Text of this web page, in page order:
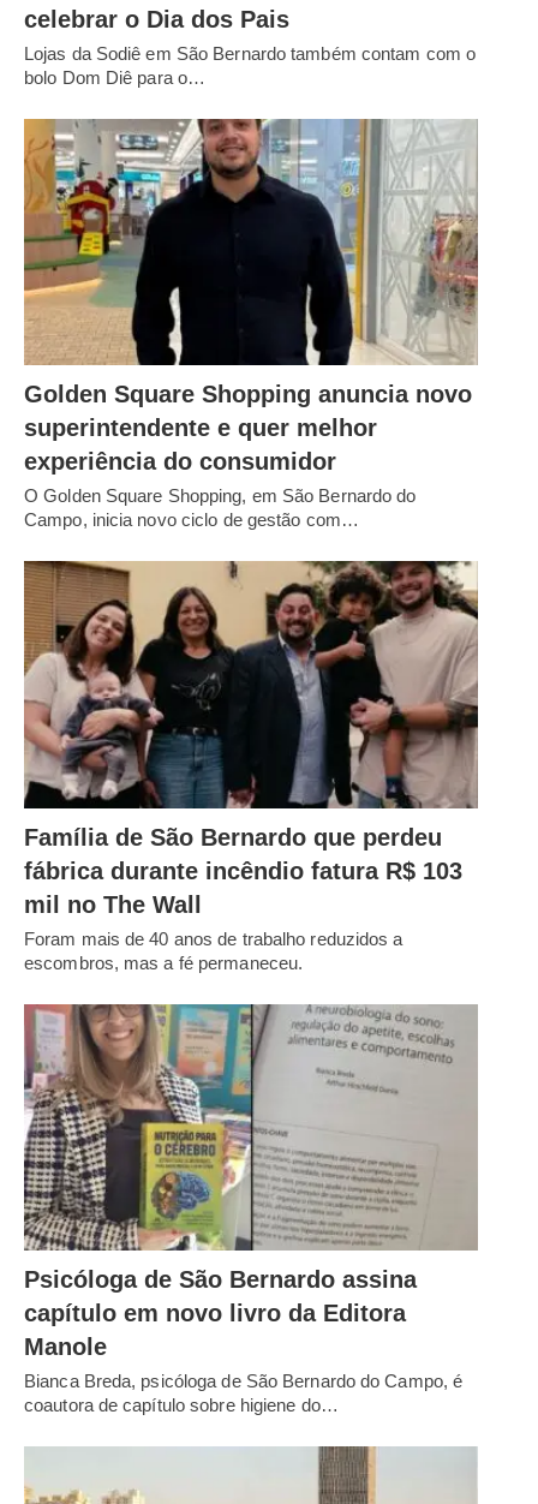
celebrar o Dia dos Pais
Lojas da Sodiê em São Bernardo também contam com o
bolo Dom Diê para o…
Golden Square Shopping anuncia novo
superintendente e quer melhor
experiência do consumidor
O Golden Square Shopping, em São Bernardo do
Campo, inicia novo ciclo de gestão com…
Família de São Bernardo que perdeu
fábrica durante incêndio fatura R$ 103
mil no The Wall
Foram mais de 40 anos de trabalho reduzidos a
escombros, mas a fé permaneceu.
Psicóloga de São Bernardo assina
capítulo em novo livro da Editora
Manole
Bianca Breda, psicóloga de São Bernardo do Campo, é
coautora de capítulo sobre higiene do…